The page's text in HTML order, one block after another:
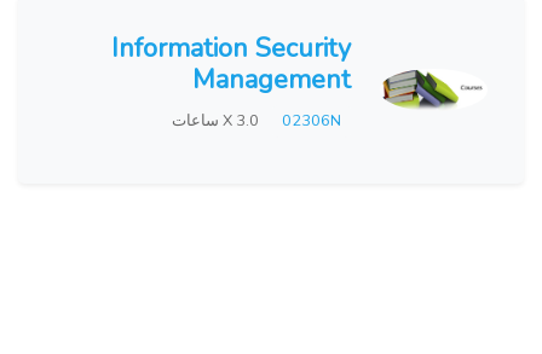
Information Security
Management
02306N X 3.0 ساعات